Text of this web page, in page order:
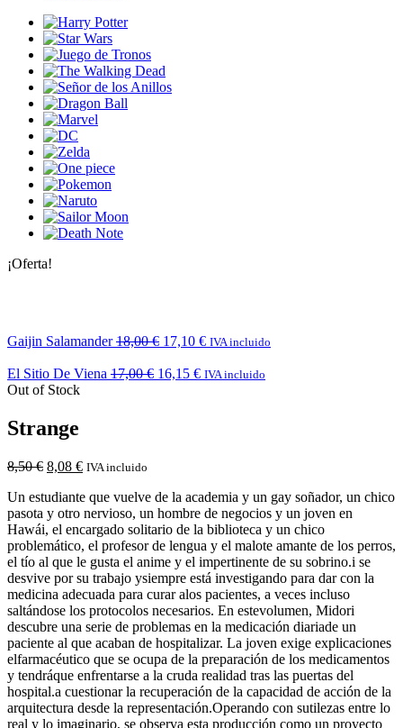
¡Oferta!
Gaijin Salamander 18,00€ 17,10 € IVA incluido
El Sitio De Viena 17,00€ 16,15 € IVA incluido
Out of Stock
Strange
8,50€ 8,08 € IVA incluido
Un estudiante que vuelve de la academia y un gay soñador, un chico
pasota y otro nervioso, un hombre de negocios y un joven en
Hawái, el encargado solitario de la biblioteca y un chico
problemático, el profesor de lengua y el malote amante de los perros,
el tío al que le gusta el anime y el impertinente de su sobrino.i se
desvive por su trabajo ysiempre está investigando para dar con la
medicina adecuada para curar alos pacientes, a veces incluso
saltándose los protocolos necesarios. En estevolumen, Midori
descubre una serie de problemas en la medicación diariade un
paciente al que acaban de hospitalizar. La joven exige explicaciones
elfarmacéutico que se ocupa de la preparación de los medicamentos
y tendráque enfrentarse a la cruda realidad tras las puertas del
hospital.a cuestionar la recuperación de la capacidad de acción de la
arquitectura desde la representación.Operando con sutilezas entre lo
real y lo imaginario, se observa esta producción como un proyecto